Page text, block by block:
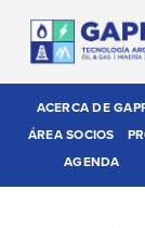
ACERCA DE
ÁREA SOCIOS
AGENDA